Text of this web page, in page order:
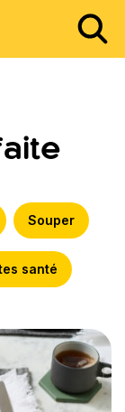
Souper
santé